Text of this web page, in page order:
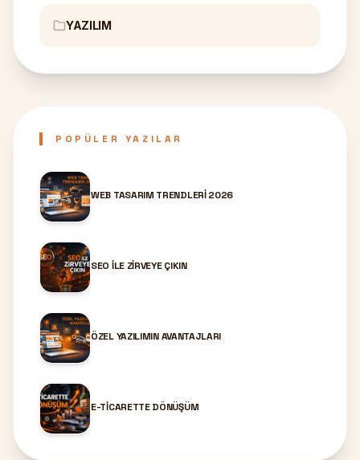
YAZILIM
POPÜLER YAZILAR
WEB TASARIM TRENDLERI 2026
SEO ILE ZIRVEYE ÇIKIN
ÖZEL YAZILIMIN AVANTAJLARI
E-TICARETTE DÖNÜŞÜM